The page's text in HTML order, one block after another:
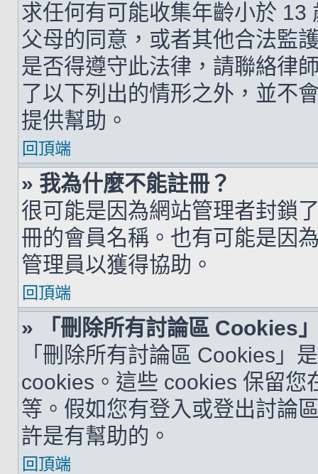
求任何有可能收集年齡小於 13
父母的同意，或者其他合法監
是否得遵守此法律，請聯絡律
了以下列出的情形之外，並不
提供幫助。
回頂端
» 我為什麼不能註冊？
很可能是因為網站管理者封鎖
冊的會員名稱。也有可能是因
管理員以獲得協助。
回頂端
» 「刪除所有討論區 Cookies
「刪除所有討論區 Cookies」
cookies。這些 cookies 保留您
等。假如您有登入或登出討論
許是有幫助的。
回頂端